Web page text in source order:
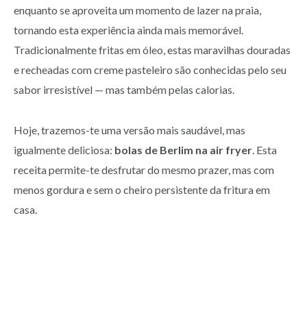
enquanto se aproveita um momento de lazer na praia,
tornando esta experiência ainda mais memorável.
Tradicionalmente fritas em óleo, estas maravilhas douradas
e recheadas com creme pasteleiro são conhecidas pelo seu
sabor irresistível — mas também pelas calorias.
Hoje, trazemos-te uma versão mais saudável, mas
igualmente deliciosa: bolas de Berlim na air fryer. Esta
receita permite-te desfrutar do mesmo prazer, mas com
menos gordura e sem o cheiro persistente da fritura em
casa.